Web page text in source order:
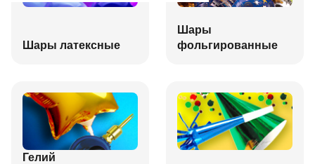
Шары латексные
Шары
фольгированные
Гелий